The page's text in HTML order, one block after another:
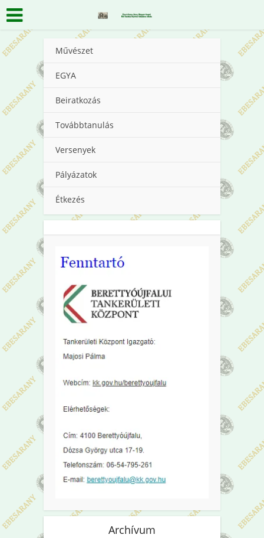
Művészet
EGYA
Beiratkozás
Továbbtanulás
Versenyek
Pályázatok
Étkezés
Archívum